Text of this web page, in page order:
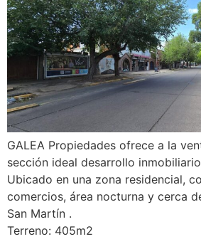
GALEA Propiedades ofrece a la
sección ideal desarrollo inmobiliario
Ubicado en una zona residencial,
comercios, área nocturna y cerca
San Martín .
Terreno: 405m2